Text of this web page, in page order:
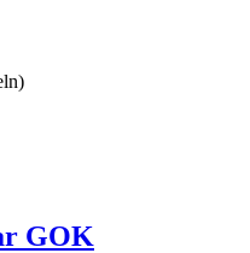
GOK